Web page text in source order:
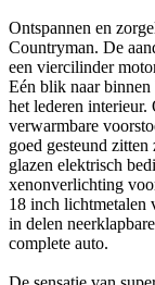
Ontspannen en
Countryman. De
een viercilinder
Eén blik naar binnen
het lederen
verwarmbare
goed gesteund
glazen elektrisch
xenonverlichting
18 inch lichtmetalen
in delen
complete auto.